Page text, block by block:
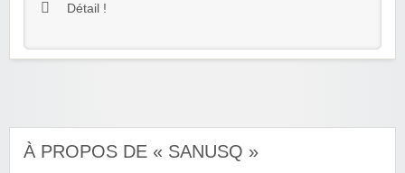
Détail !
À PROPOS DE « SANUSQ »